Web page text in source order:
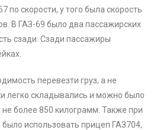
по скорости, у того была скорость
В ГАЗ-69 было два пассажирских
сзади. Сзади пассажиры
перевезти груз, а не
легко складывались и можно было
не более 850 килограмм. Также при
использовать прицеп ГАЗ704,